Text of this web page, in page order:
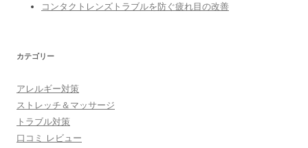
コンタクトレンズトラブルを防ぐ疲れ目の改善
カテゴリー
アレルギー対策
ストレッチ＆マッサージ
トラブル対策
口コミ レビュー